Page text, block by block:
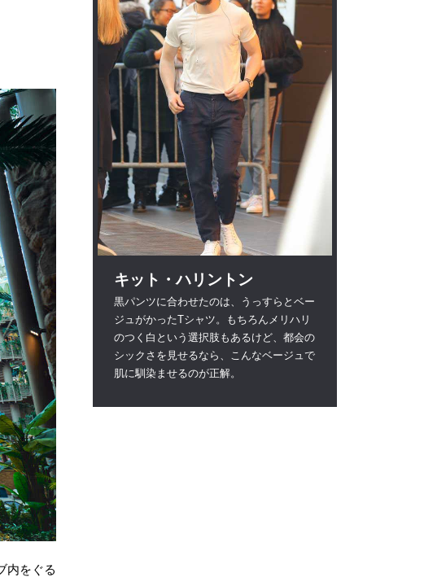
内をぐる
キット・ハリントン
黒パンツに合わせたのは、うっすらとベー
ジュがかったTシャツ。もちろんメリハリ
のつく白という選択肢もあるけど、都会の
シックさを見せるなら、こんなベージュで
肌に馴染ませるのが正解。